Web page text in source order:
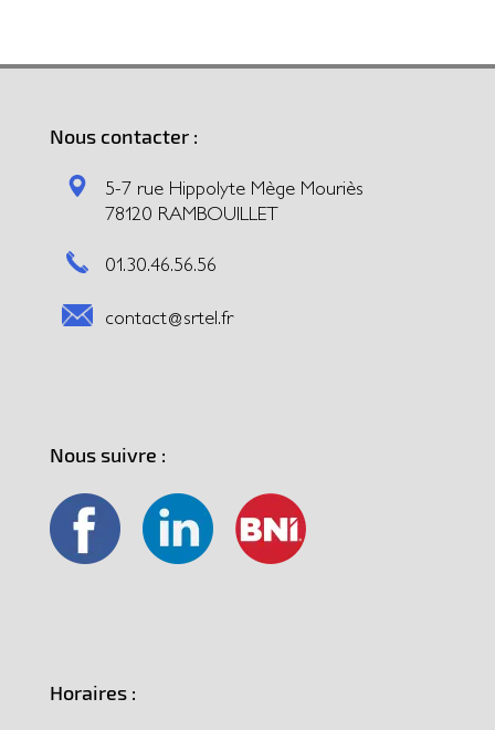
Nous contacter :
5-7 rue Hippolyte Mège Mouriès
78120 RAMBOUILLET
01.30.46.56.56
contact@srtel.fr
Nous suivre :
Horaires :